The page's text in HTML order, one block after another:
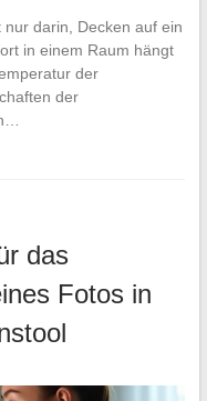
darin, Decken auf ein
in einem Raum hängt
der
der
das
Fotos in